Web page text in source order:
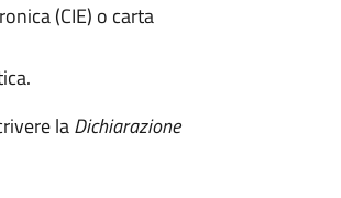
(CIE) o carta
laDichiarazione